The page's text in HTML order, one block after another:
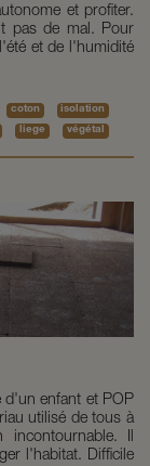
et profiter.
pas de mal. Pour
et de l'humidité
coton
isolation
liege végétal
d'un enfant et POP
utilisé de tous à
Il
l'habitat. Difficile